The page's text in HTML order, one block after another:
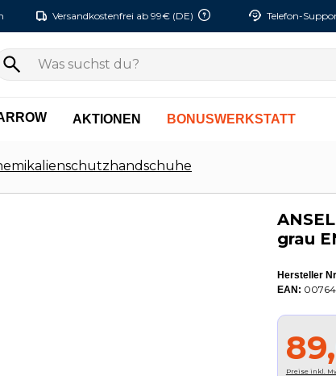
Versandkostenfrei ab 99€ (DE) Telefon-
AKTIONEN BONUSWERKSTATT
grau
Hersteller
EAN:
Preise inkl.